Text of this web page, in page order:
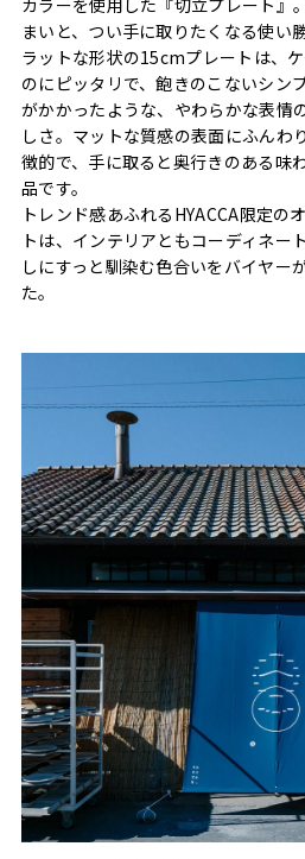
まいと、つい手に取りたくなる使い
ラットな形状の15cmプレートは、
のにピッタリで、飽きのこないシン
がかかったような、やわらかな表情
しさ。マットな質感の表面にふんわ
徴的で、手に取ると奥行きのある味
品です。
トレンド感あふれるHYACCA限定の
トは、インテリアともコーディネー
しにすっと馴染む色合いをバイヤー
た。